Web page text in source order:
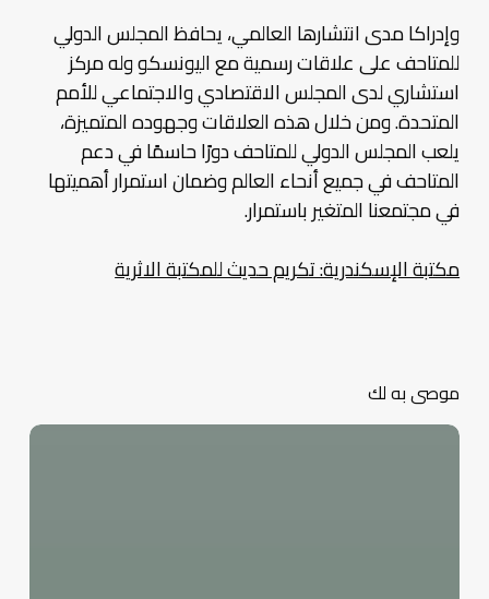
وإدراكا مدى انتشارها العالمي، يحافظ المجلس الدولي
للمتاحف على علاقات رسمية مع اليونسكو وله مركز
استشاري لدى المجلس الاقتصادي والاجتماعي للأمم
المتحدة. ومن خلال هذه العلاقات وجهوده المتميزة،
يلعب المجلس الدولي للمتاحف دورًا حاسمًا في دعم
المتاحف في جميع أنحاء العالم وضمان استمرار أهميتها
في مجتمعنا المتغير باستمرار.
مكتبة الإسكندرية: تكريم حديث للمكتبة الاثرية
موصى به لك